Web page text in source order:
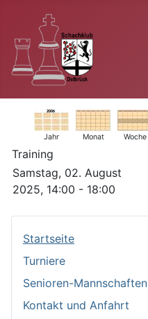
Startseite
Turniere
Senioren-Mannschaften
Kontakt und Anfahrt
Jahr Monat Woche
Training
Samstag, 02. August
2025, 14:00 - 18:00